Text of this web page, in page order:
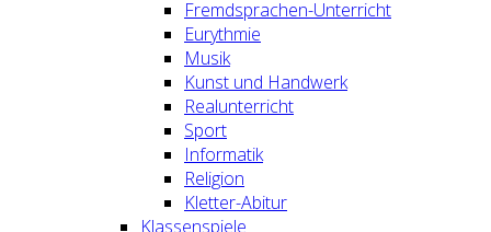
Fremdsprachen-Unterricht
Eurythmie
Musik
Kunst und Handwerk
Realunterricht
Sport
Informatik
Religion
Kletter-Abitur
Klassenspiele